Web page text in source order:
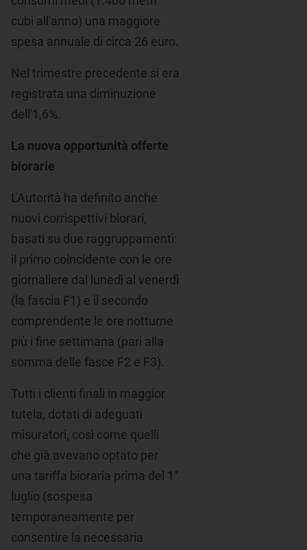
cubi all'anno) una maggiore
spesa annuale di circa 26 euro.
Nel trimestre precedente si era
registrata una diminuzione
dell'1,6%.
La nuova opportunità offerte
biorarie
L'Autorità ha definito anche
nuovi corrispettivi biorari,
basati su due raggruppamenti:
il primo coincidente con le ore
giornaliere dal lunedì al venerdì
(la fascia F1) e il secondo
comprendente le ore notturne
più i fine settimana (pari alla
somma delle fasce F2 e F3).
Tutti i clienti finali in maggior
tutela, dotati di adeguati
misuratori, così come quelli
che già avevano optato per
una tariffa bioraria prima del 1°
luglio (sospesa
temporaneamente per
consentire la necessaria